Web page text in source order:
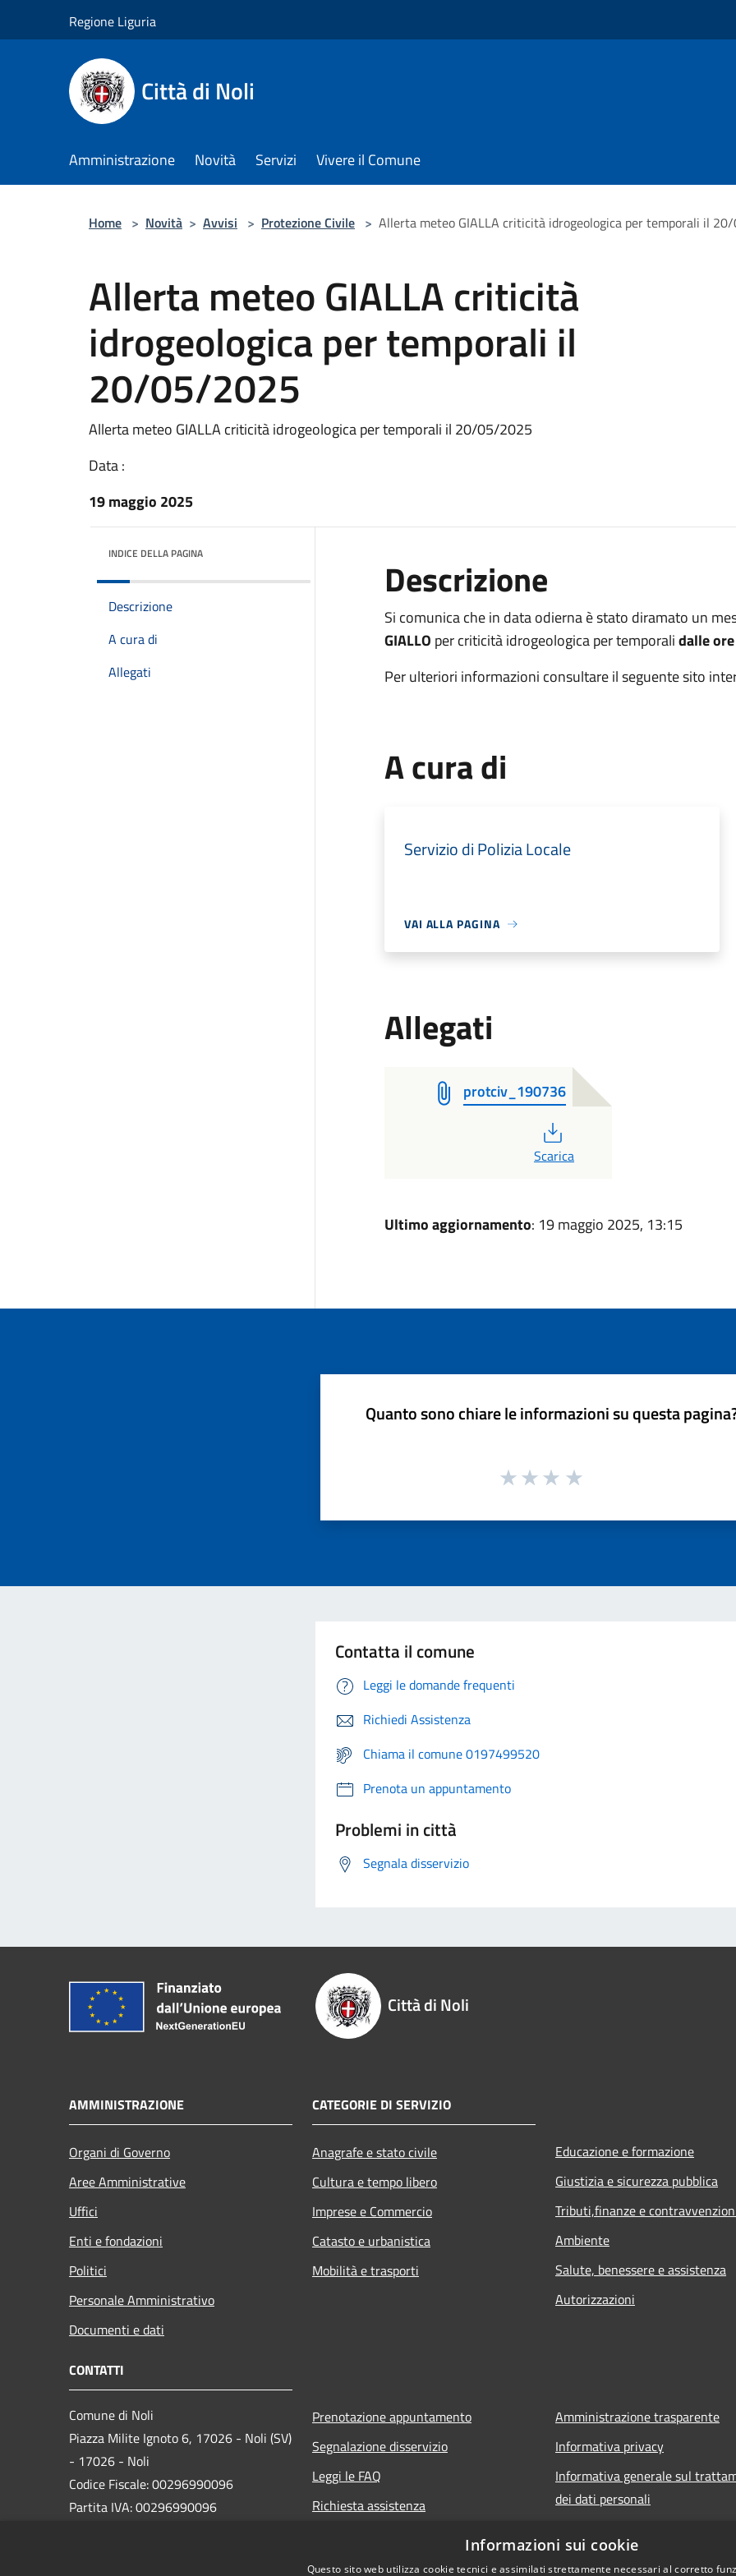
Regione Liguria
Città di Noli
Amministrazione Novità Servizi Vivere il Comune
Home > Novità > Avvisi > Protezione Civile > Allerta meteo GIALLA criticità idrogeologica per temporali il
Allerta meteo GIALLA criticità
idrogeologica per temporali il
20/05/2025
Allerta meteo GIALLA criticità idrogeologica per temporali il 20/05/2025
Data :
19 maggio 2025
INDICE DELLA PAGINA
Descrizione
A cura di
Allegati
Descrizione
Si comunica che in data odierna è stato diramato un
GIALLO per criticità idrogeologica per temporalidalle
Per ulteriori informazioni consultare il seguente sito
A cura di
Servizio di Polizia Locale
VAI ALLA PAGINA
Allegati
protciv_190736
Scarica
Ultimo aggiornamento: 19 maggio 2025, 13:15
Quanto sono chiare le informazioni su questa
Contatta il comune
Leggi le domande frequenti
Richiedi Assistenza
Chiama il comune 0197499520
Prenota un appuntamento
Problemi in città
Segnala disservizio
Città di Noli
AMMINISTRAZIONE
Organi di Governo
Aree Amministrative
Uffici
Enti e fondazioni
Politici
Personale Amministrativo
Documenti e dati
CATEGORIE DI SERVIZIO
Anagrafe e stato civile
Cultura e tempo libero
Imprese e Commercio
Catasto e urbanistica
Mobilità e trasporti
Educazione e formazione
Giustizia e sicurezza pubblica
Tributi,finanze e
Ambiente
Salute, benessere e assistenza
Autorizzazioni
CONTATTI
Comune di Noli
Piazza Milite Ignoto 6, 17026 - Noli (SV)
- 17026 - Noli
Codice Fiscale: 00296990096
Partita IVA: 00296990096
Prenotazione appuntamento
Segnalazione disservizio
Leggi le FAQ
Richiesta assistenza
Amministrazione trasparente
Informativa privacy
Informativa generale sul
dei dati personali
Informazioni sui cookie
Questo sito web utilizza cookie tecnici e assimilati strettamente necessari al corretto